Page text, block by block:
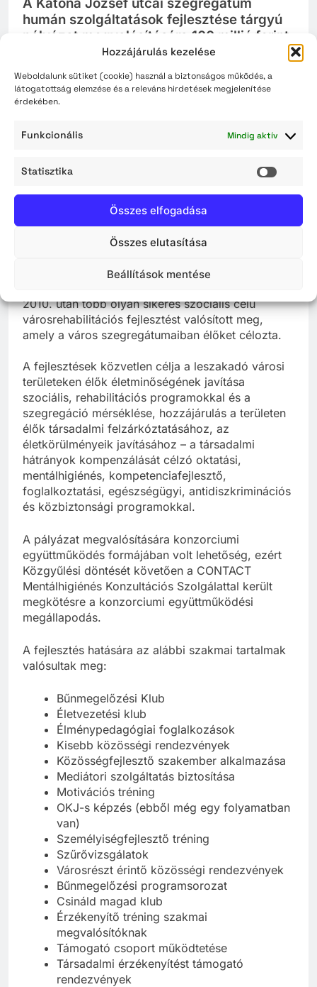
Hozzájárulás kezelése
Weboldalunk sütiket (cookie) használ a biztonságos működés, a
látogatottság elemzése és a releváns hirdetések megjelenítése
érdekében.
Funkcionális Mindig aktív
Statisztika
Összes elfogadása
Összes elutasítása
Beállítások mentése
humán szolgáltatások fejlesztése tárgyú
pályázat megvalósítására 100 millió forint
vissza nem térítendő támogatásban
részesült.
2021-09-23
Szolnok Megyei Jogú Város Önkormányzata, mint
humán szolgáltatások fejlesztése” tárgyú, TOP-
6.9.1-16-SL1-2017-00001 azonosítószámú -
pályázat megvalósítására 100 millió forint vissza
nem térítendő támogatásban részesült.
évek óta szerepel a város szegregált területein
2010. után több olyan sikeres szociális célú
városrehabilitációs fejlesztést valósított meg,
amely a város szegregátumaiban élőket célozta.
A fejlesztések közvetlen célja a leszakadó városi
területeken élők életminőségének javítása
szociális, rehabilitációs programokkal és a
szegregáció mérséklése, hozzájárulás a területen
élők társadalmi felzárkóztatásához, az
életkörülményeik javításához – a társadalmi
hátrányok kompenzálását célzó oktatási,
mentálhigiénés, kompetenciafejlesztő,
foglalkoztatási, egészségügyi, antidiszkriminációs
és közbiztonsági programokkal.
A pályázat megvalósítására konzorciumi
együttműködés formájában volt lehetőség, ezért
Közgyűlési döntését követően a CONTACT
Mentálhigiénés Konzultációs Szolgálattal került
megkötésre a konzorciumi együttműködési
megállapodás.
A fejlesztés hatására az alábbi szakmai tartalmak
valósultak meg:
Bűnmegelőzési Klub
Életvezetési klub
Élménypedagógiai foglalkozások
Kisebb közösségi rendezvények
Közösségfejlesztő szakember alkalmazása
Mediátori szolgáltatás biztosítása
Motivációs tréning
OKJ-s képzés (ebből még egy folyamatban
van)
Személyiségfejlesztő tréning
Szűrővizsgálatok
Városrészt érintő közösségi rendezvények
Bűnmegelőzési programsorozat
Csináld magad klub
Érzékenyítő tréning szakmai
megvalósítóknak
Támogató csoport működtetése
Társadalmi érzékenyítést támogató
rendezvények